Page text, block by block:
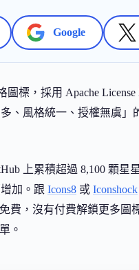
Google
標，採用 Apache
、風格統一、授權無虞」
上累積超過 8,100 顆星
加。跟 Icons8 或 Iconshock
費，沒有付費解鎖更多圖
。